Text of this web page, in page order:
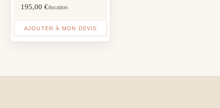
195,00€/location
AJOUTER À MON DEVIS